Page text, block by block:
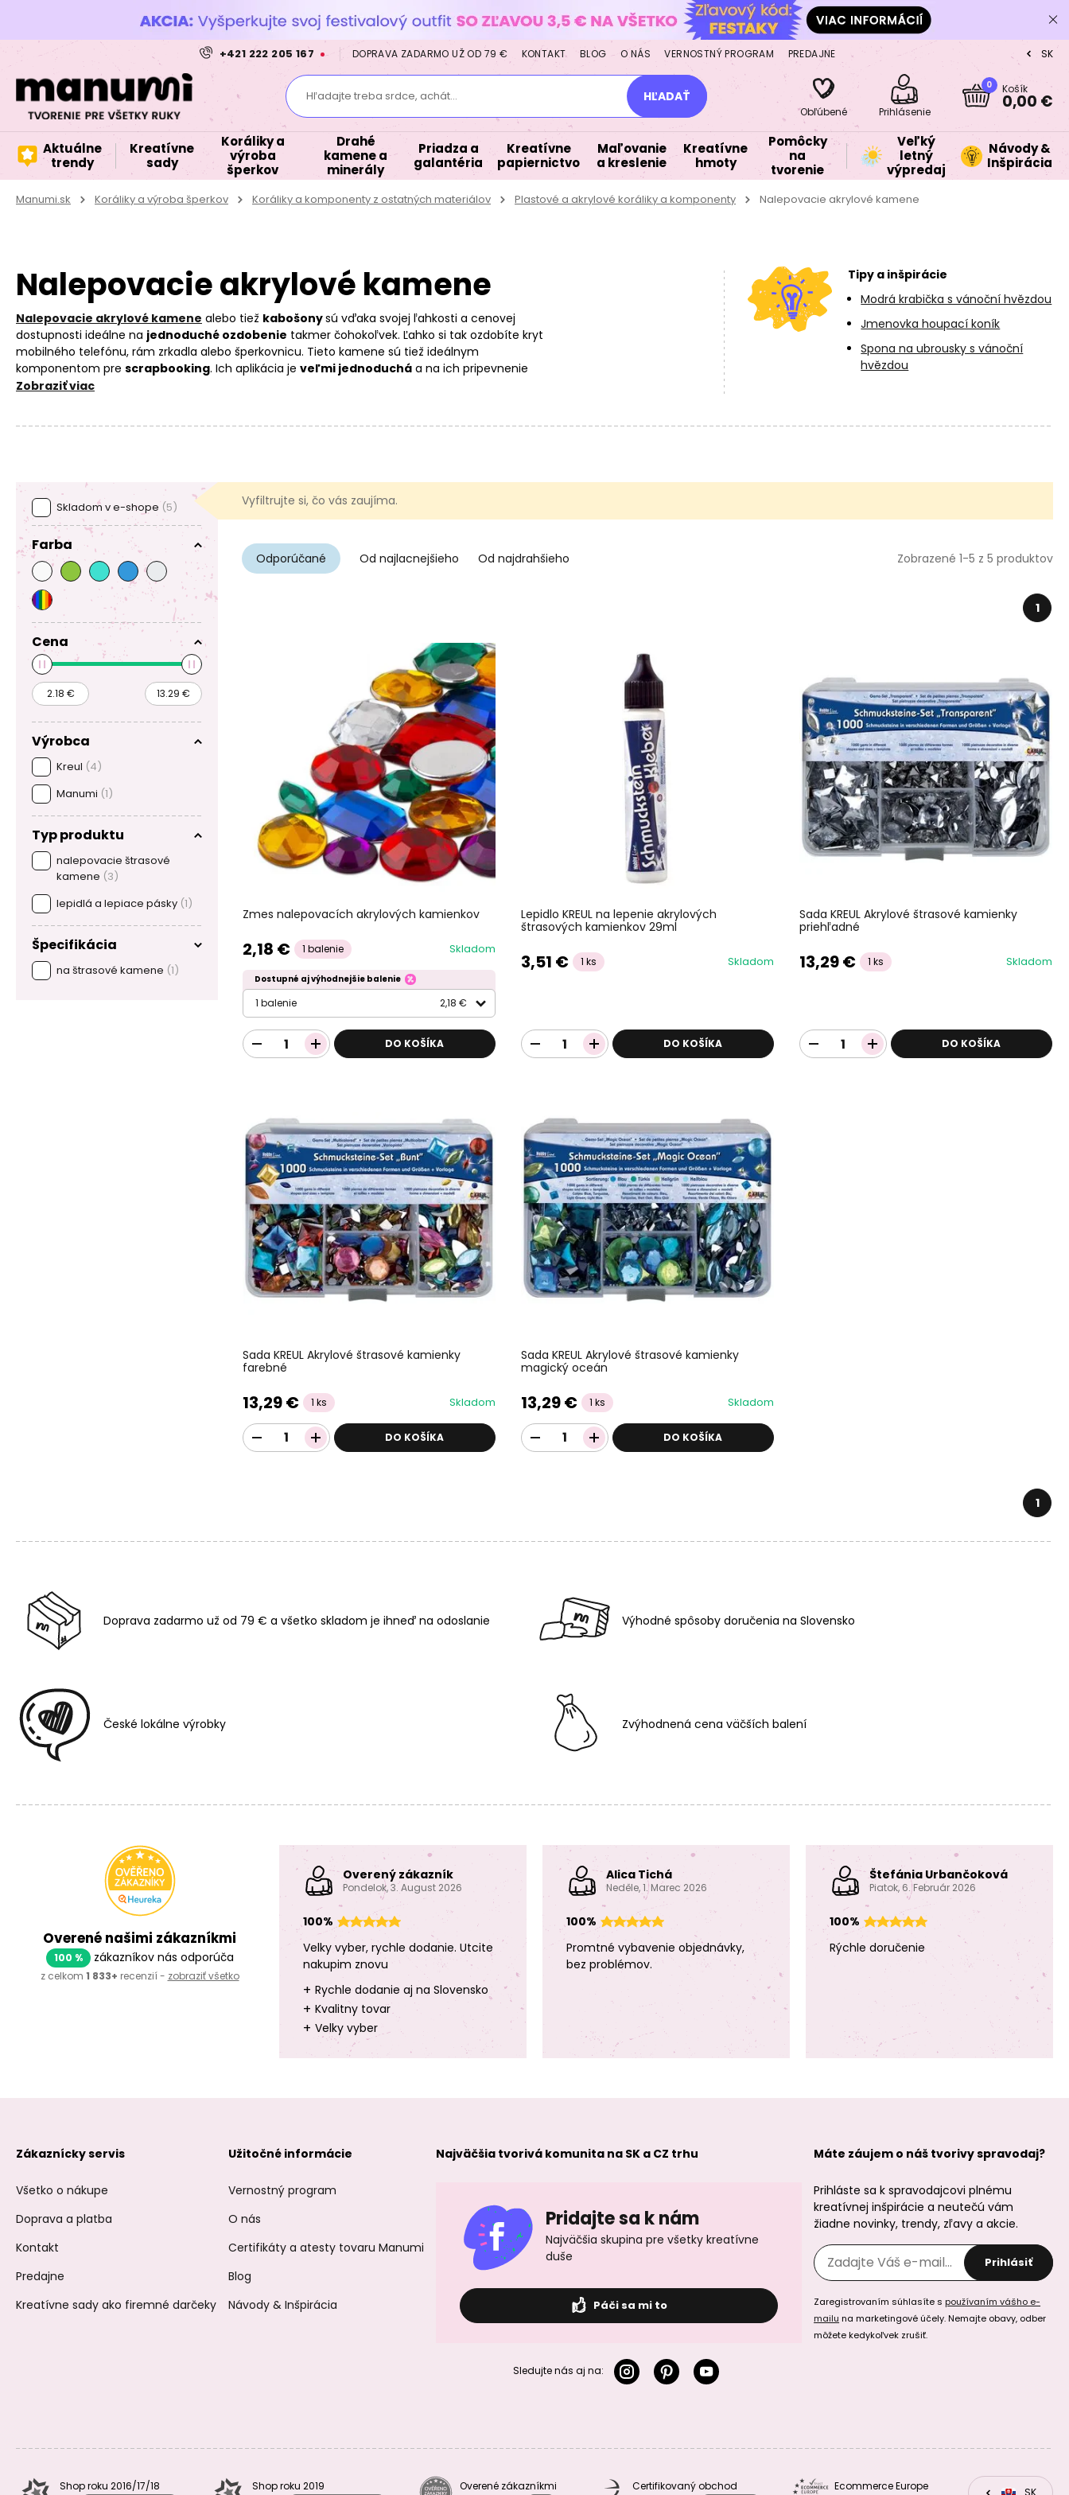
+421 222 205 167 DOPRAVA ZADARMO UŽ OD 79 € KONTAKT BLOG O NÁS VERNOSTNÝ PROGRAM PREDAJNE CZ
SK
Hľadajte treba srdce, achát... HĽADAŤ
Obľúbené Prihlásenie
0 Košík
0,00 €
Aktuálne
trendy
Kreatívne
sady
Koráliky a
výroba
šperkov
Drahé
kamene a
minerály
Priadza a
galantéria
Kreatívne
papiernictvo
Maľovanie
a kreslenie
Kreatívne
hmoty
Pomôcky
na
tvorenie
Veľký
letný
výpredaj
Návody &
Inšpirácia
Manumi.sk Koráliky a výroba šperkov Koráliky a komponenty z ostatných materiálov Plastové a akrylové koráliky a komponenty Nalepovacie akrylové kamene
Nalepovacie akrylové kamene
Nalepovacie akrylové kamene alebo tiež kabošonysú vďaka svojej ľahkosti a cenovej
dostupnosti ideálne na jednoduché ozdobenie takmer čohokoľvek. Ľahko si tak ozdobíte kryt
mobilného telefónu, rám zrkadla alebo šperkovnicu. Tieto kamene sú tiež ideálnym
komponentom pre scrapbooking. Ich aplikácia je veľmi jednoduchá a na ich pripevnenie
budete potrebovať
Zobraziť viac
Tipy a inšpirácie
Modrá krabička s vánoční hvězdou
Jmenovka houpací koník
Spona na ubrousky s vánoční
hvězdou
Skladom v e-shope (5)
Farba
Cena
Výrobca
Kreul (4)
Manumi (1)
Typ produktu
nalepovacie štrasové
kamene (3)
lepidlá a lepiace pásky (1)
Špecifikácia
na štrasové kamene (1)
Vyfiltrujte si, čo vás zaujíma.
Odporúčané Od najlacnejšieho Od najdrahšieho Zobrazené 1-5 z 5 produktov
1
Zmes nalepovacích akrylových kamienkov
2,18 € 1 balenie Skladom
Dostupné aj výhodnejšie balenie
1 balenie 2,18 €
DO KOŠÍKA
Lepidlo KREUL na lepenie akrylových
štrasových kamienkov 29ml
3,51 € 1 ks Skladom
DO KOŠÍKA
Sada KREUL Akrylové štrasové kamienky
priehľadné
13,29 € 1 ks Skladom
DO KOŠÍKA
Sada KREUL Akrylové štrasové kamienky
farebné
13,29 € 1 ks Skladom
DO KOŠÍKA
Sada KREUL Akrylové štrasové kamienky
magický oceán
13,29 € 1 ks Skladom
DO KOŠÍKA
1
Doprava zadarmo už od 79 € a všetko skladom je ihneď na odoslanie Výhodné spôsoby doručenia na Slovensko
České lokálne výrobky Zvýhodnená cena väčších balení
Overené našimi zákazníkmi
100 % zákazníkov nás odporúča
z celkom 1 833+ recenzií - zobraziť všetko
Overený zákazník
Pondelok, 3. August 2026
100%
Velky vyber, rychle dodanie. Utcite
nakupim znovu
+ Rychle dodanie aj na Slovensko
+ Kvalitny tovar
+ Velky vyber
Alica Tichá
Neděle, 1. Marec 2026
100%
Promtné vybavenie objednávky,
bez problémov.
Štefánia Urbančoková
Piatok, 6. Február 2026
100%
Rýchle doručenie
Zákaznícky servis
Všetko o nákupe
Doprava a platba
Kontakt
Predajne
Kreatívne sady ako firemné darčeky
Užitočné informácie
Vernostný program
O nás
Certifikáty a atesty tovaru Manumi
Blog
Návody & Inšpirácia
Najväčšia tvorivá komunita na SK a CZ trhu
Pridajte sa k nám
Najväčšia skupina pre všetky kreatívne
duše
Páči sa mi to
Sledujte nás aj na:
Máte záujem o náš tvorivy spravodaj?
Prihláste sa k spravodajcovi plnému
kreatívnej inšpirácie a neutečú vám
žiadne novinky, trendy, zľavy a akcie.
Prihlásiť
Zaregistrovaním súhlasíte s používaním vášho e-
mailu na marketingové účely. Nemajte obavy, odber
môžete kedykoľvek zrušiť.
Shop roku 2016/17/18 Shop roku 2019 Overené zákazníkmi Certifikovaný obchod Ecommerce Europe